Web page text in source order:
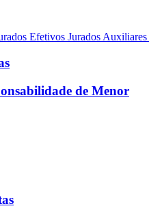
Efetivos Jurados Auxiliares
de Menor